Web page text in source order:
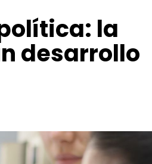
la
desarrollo